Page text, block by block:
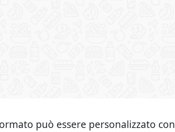
può essere personalizzato con